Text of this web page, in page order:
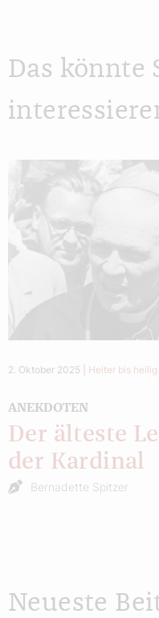
Das könnte
2. Oktober 2025 Heiter bis heilig
ANEKDOTEN
Der älteste
der Kardinal
Bernadette Spitzer
Neueste